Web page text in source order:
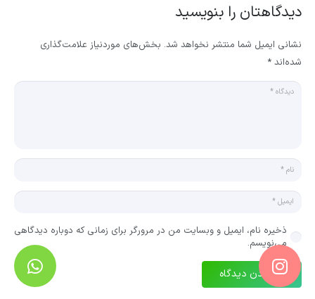
دیدگاهتان را بنویسید
نشانی ایمیل شما منتشر نخواهد شد. بخش‌های موردنیاز علامت‌گذاری
شده‌اند*
ذخیره نام، ایمیل و وبسایت من در مرورگر برای زمانی که دوباره دیدگاهی
می‌نویسم.
فرستادن دیدگاه